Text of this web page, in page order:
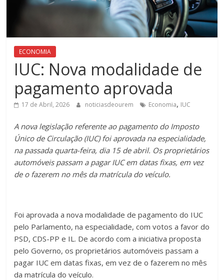
ECONOMIA
IUC: Nova modalidade de
pagamento aprovada
17 de Abril, 2026 noticiasdeourem Economia, IUC
A nova legislação referente ao pagamento do Imposto
Único de Circulação (IUC) foi aprovada na especialidade,
na passada quarta-feira, dia 15 de abril. Os proprietários
automóveis passam a pagar IUC em datas fixas, em vez
de o fazerem no mês da matrícula do veículo.
Foi aprovada a nova modalidade de pagamento do IUC
pelo Parlamento, na especialidade, com votos a favor do
PSD, CDS-PP e IL. De acordo com a iniciativa proposta
pelo Governo, os proprietários automóveis passam a
pagar IUC em datas fixas, em vez de o fazerem no mês
da matrícula do veículo.